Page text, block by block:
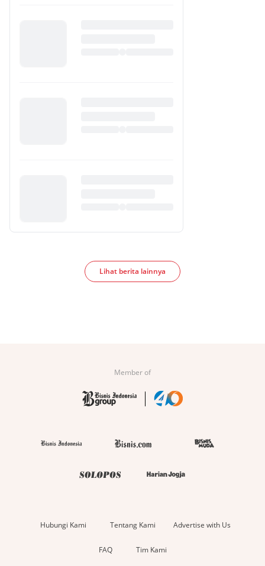
Lihat berita lainnya
Member of
Hubungi Kami Tentang Kami Advertise with Us
FAQ Tim Kami